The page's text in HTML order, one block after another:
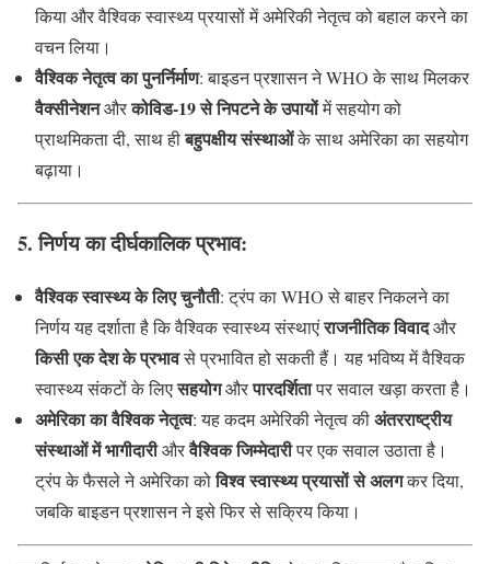
किया और वैश्विक स्वास्थ्य प्रयासों में अमेरिकी नेतृत्व को बहाल करने का
वचन लिया।
वैश्विक नेतृत्व का पुनर्निर्माण: बाइडन प्रशासन ने WHO के साथ मिलकर
वैक्सीनेशनऔरकोविड-19 से निपटने के उपायोंमें सहयोग को
प्राथमिकता दी, साथ हीबहुपक्षीय संस्थाओंके साथ अमेरिका का सहयोग
बढ़ाया।
5. निर्णय का दीर्घकालिक प्रभाव:
वैश्विक स्वास्थ्य के लिए चुनौती: ट्रंप का WHO से बाहर निकलने का
निर्णय यह दर्शाता है कि वैश्विक स्वास्थ्य संस्थाएंराजनीतिक विवादऔर
किसी एक देश के प्रभावसे प्रभावित हो सकती हैं। यह भविष्य में वैश्विक
स्वास्थ्य संकटों के लिएसहयोगऔरपारदर्शितापर सवाल खड़ा करता है।
अमेरिका का वैश्विक नेतृत्व: यह कदम अमेरिकी नेतृत्व कीअंतरराष्ट्रीय
संस्थाओं में भागीदारीऔरवैश्विक जिम्मेदारीपर एक सवाल उठाता है।
ट्रंप के फैसले ने अमेरिका कोविश्व स्वास्थ्य प्रयासों से अलगकर दिया,
जबकि बाइडन प्रशासन ने इसे फिर से सक्रिय किया।